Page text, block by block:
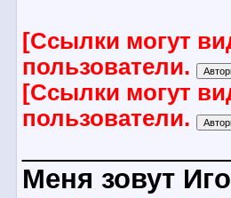
[Ссылки могут
пользователи.
[Ссылки могут
пользователи.
Меня зовут